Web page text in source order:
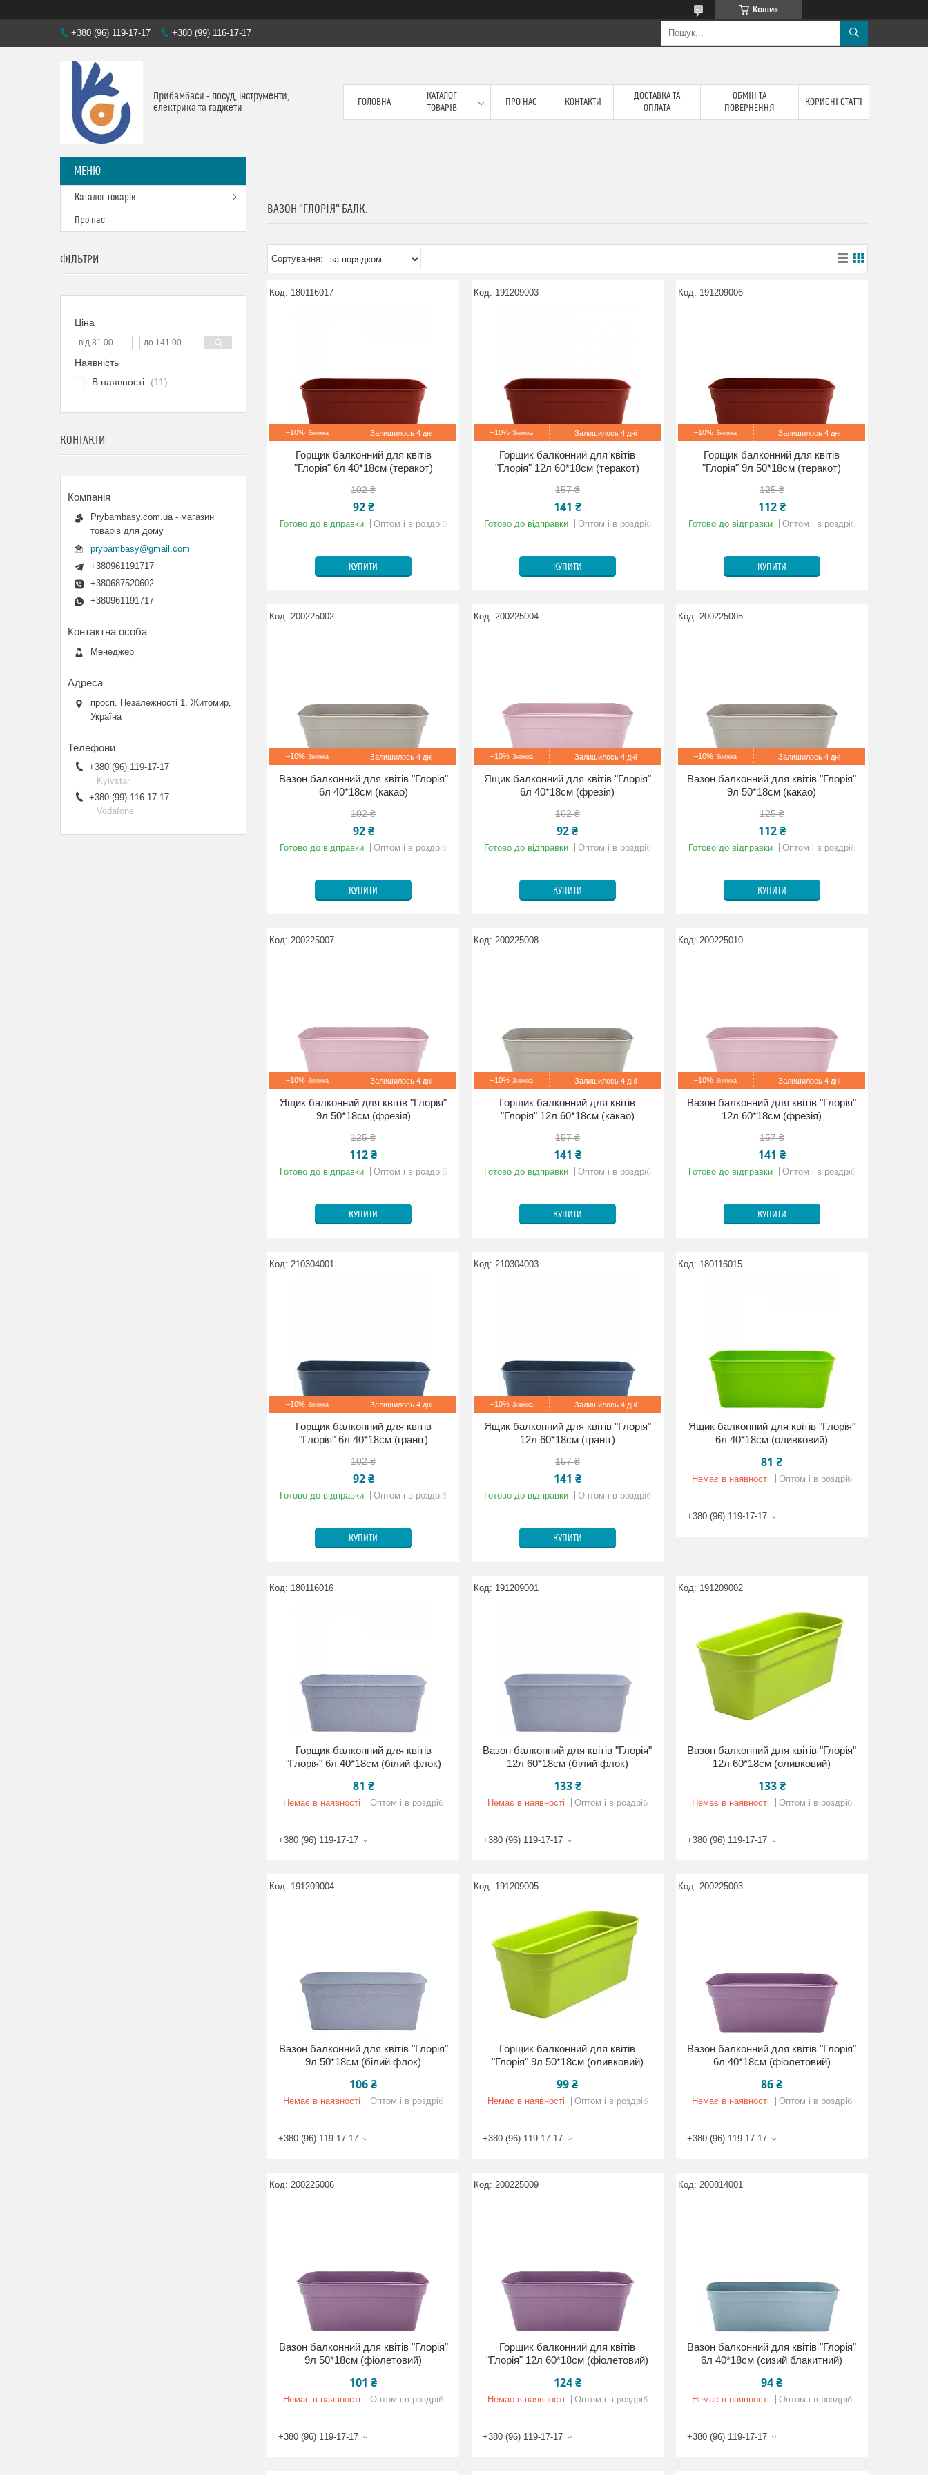
Кошик
+380 (96) 119-17-17 +380 (99) 116-17-17
Прибамбаси - посуд, інструменти,
електрика та гаджети
ГОЛОВНА
КАТАЛОГ
ТОВАРІВ
ПРО НАС КОНТАКТИ
ДОСТАВКА ТА
ОПЛАТА
ОБМІН ТА
ПОВЕРНЕННЯ
КОРИСНІ СТАТТІ
ВАЗОН "ГЛОРІЯ" БАЛК.
180116017
–10% Залишилось 4 дні
Горщик балконний для квітів
"Глорія" 6л 40*18см (теракот)
102 ₴
92 ₴
Готово до відправки Оптом і в роздріб
КУПИТИ
191209003
–10% Залишилось 4 дні
Горщик балконний для квітів
"Глорія" 12л 60*18см (теракот)
157 ₴
141 ₴
Готово до відправки Оптом і в роздріб
КУПИТИ
191209006
–10% Залишилось 4 дні
Горщик балконний для квітів
"Глорія" 9л 50*18см (теракот)
125 ₴
112 ₴
Готово до відправки Оптом і в роздріб
КУПИТИ
200225002
–10% Залишилось 4 дні
Вазон балконний для квітів "Глорія"
6л 40*18см (какао)
102 ₴
92 ₴
Готово до відправки Оптом і в роздріб
КУПИТИ
200225004
–10% Залишилось 4 дні
Ящик балконний для квітів "Глорія"
6л 40*18см (фрезія)
102 ₴
92 ₴
Готово до відправки Оптом і в роздріб
КУПИТИ
200225005
–10% Залишилось 4 дні
Вазон балконний для квітів "Глорія"
9л 50*18см (какао)
125 ₴
112 ₴
Готово до відправки Оптом і в роздріб
КУПИТИ
200225007
–10% Залишилось 4 дні
Ящик балконний для квітів "Глорія"
9л 50*18см (фрезія)
125 ₴
112 ₴
Готово до відправки Оптом і в роздріб
КУПИТИ
200225008
–10% Залишилось 4 дні
Горщик балконний для квітів
"Глорія" 12л 60*18см (какао)
157 ₴
141 ₴
Готово до відправки Оптом і в роздріб
КУПИТИ
200225010
–10% Залишилось 4 дні
Вазон балконний для квітів "Глорія"
12л 60*18см (фрезія)
157 ₴
141 ₴
Готово до відправки Оптом і в роздріб
КУПИТИ
210304001
–10% Залишилось 4 дні
Горщик балконний для квітів
"Глорія" 6л 40*18см (граніт)
102 ₴
92 ₴
Готово до відправки Оптом і в роздріб
КУПИТИ
210304003
–10% Залишилось 4 дні
Ящик балконний для квітів "Глорія"
12л 60*18см (граніт)
157 ₴
141 ₴
Готово до відправки Оптом і в роздріб
КУПИТИ
180116015
Ящик балконний для квітів "Глорія"
6л 40*18см (оливковий)
81 ₴
Немає в наявності Оптом і в роздріб
+380 (96) 119-17-17
180116016
Горщик балконний для квітів
"Глорія" 6л 40*18см (білий флок)
81 ₴
Немає в наявності Оптом і в роздріб
+380 (96) 119-17-17
191209001
Вазон балконний для квітів "Глорія"
12л 60*18см (білий флок)
133 ₴
Немає в наявності Оптом і в роздріб
+380 (96) 119-17-17
191209002
Вазон балконний для квітів "Глорія"
12л 60*18см (оливковий)
133 ₴
Немає в наявності Оптом і в роздріб
+380 (96) 119-17-17
191209004
Вазон балконний для квітів "Глорія"
9л 50*18см (білий флок)
106 ₴
Немає в наявності Оптом і в роздріб
+380 (96) 119-17-17
191209005
Горщик балконний для квітів
"Глорія" 9л 50*18см (оливковий)
99 ₴
Немає в наявності Оптом і в роздріб
+380 (96) 119-17-17
200225003
Вазон балконний для квітів "Глорія"
6л 40*18см (фіолетовий)
86 ₴
Немає в наявності Оптом і в роздріб
+380 (96) 119-17-17
200225006
Вазон балконний для квітів "Глорія"
9л 50*18см (фіолетовий)
101 ₴
Немає в наявності Оптом і в роздріб
+380 (96) 119-17-17
200225009
Горщик балконний для квітів
"Глорія" 12л 60*18см (фіолетовий)
124 ₴
Немає в наявності Оптом і в роздріб
+380 (96) 119-17-17
200814001
Вазон балконний для квітів "Глорія"
6л 40*18см (сизий блакитний)
94 ₴
Немає в наявності Оптом і в роздріб
+380 (96) 119-17-17
Каталог товарів
Про нас
ФІЛЬТРИ
Ціна
Наявність
В наявності
11
КОНТАКТИ
Prybambasy.com.ua - магазин
товарів для дому
prybambasy@gmail.com
+380961191717
+380687520602
+380961191717
Менеджер
просп. Незалежності 1, Житомир,
Україна
+380 (96) 119-17-17
Kyivstar
+380 (99) 116-17-17
Vodafone